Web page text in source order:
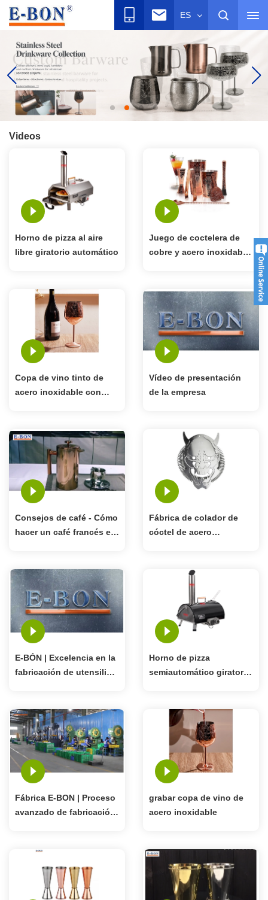
ES
Videos
Horno de pizza al aire
libre giratorio automático
Juego de coctelera de
cobre y acero inoxidable
Copa de vino tinto de
acero inoxidable con
Vídeo de presentación
de la empresa
Consejos de café - Cómo
hacer un café francés en
Fábrica de colador de
cóctel de acero
E-BÓN | Excelencia en la
fabricación de utensilios
Horno de pizza
semiautomático giratorio
Fábrica E-BON | Proceso
avanzado de fabricación
grabar copa de vino de
acero inoxidable